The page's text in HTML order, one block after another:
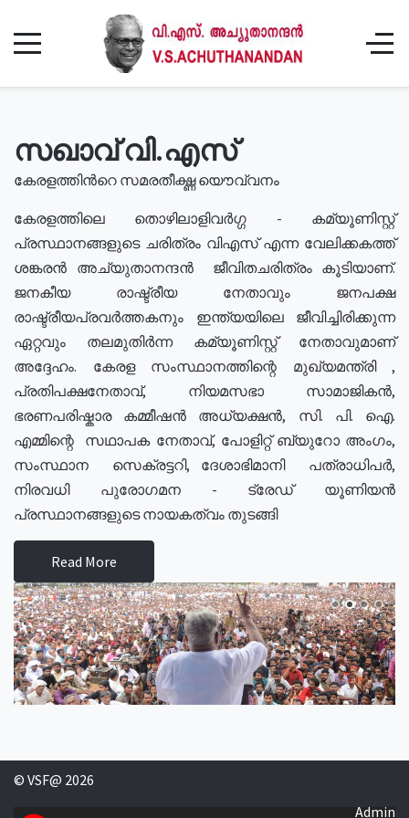
സഖാവ് വി.എസ്
കേരളത്തിൻറെ സമരതീക്ഷ്ണ യൌവ്വനം
കേരളത്തിലെ തൊഴിലാളിവർഗ്ഗ - കമ്യൂണിസ്റ്റ്
പ്രസ്ഥാനങ്ങളുടെ ചരിത്രം വിഎസ് എന്ന വേലിക്കകത്ത്
ശങ്കരൻ അച്യുതാനന്ദൻ ജീവിതചരിത്രം കൂടിയാണ്.
ജനകീയ രാഷ്ട്രീയ നേതാവും ജനപക്ഷ
രാഷ്ട്രീയപ്രവർത്തകനും ഇന്ത്യയിലെ ജീവിച്ചിരിക്കുന്ന
ഏറ്റവും തലമുതിർന്ന കമ്യൂണിസ്റ്റ് നേതാവുമാണ്
അദ്ദേഹം. കേരള സംസ്ഥാനത്തിന്റെ മുഖ്യമന്ത്രി ,
പ്രതിപക്ഷനേതാവ്, നിയമസഭാ സാമാജികൻ,
ഭരണപരിഷ്കാര കമ്മീഷൻ അധ്യക്ഷൻ, സി. പി. ഐ.
എമ്മിന്റെ സഥാപക നേതാവ്, പോളിറ്റ് ബ്യുറോ അംഗം,
സംസ്ഥാന സെക്രട്ടറി, ദേശാഭിമാനി പത്രാധിപർ,
നിരവധി പുരോഗമന - ട്രേഡ് യൂണിയൻ
പ്രസ്ഥാനങ്ങളുടെ നായകത്വം തുടങ്ങി
Read More
© VSF@ 2026
Admin